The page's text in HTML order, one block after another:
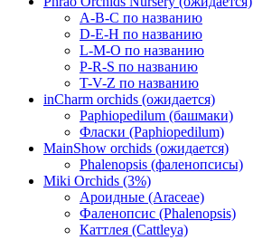
A-B-C по названию
D-E-H по названию
L-M-O по названию
P-R-S по названию
T-V-Z по названию
inCharm orchids (ожидается)
Paphiopedilum (башмаки)
Фласки (Paphiopedilum)
MainShow orchids (ожидается)
Phalenopsis (фаленопсисы)
Miki Orchids (3%)
Ароидные (Araceae)
Фаленопсис (Phalenopsis)
Каттлея (Cattleya)